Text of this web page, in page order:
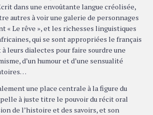
dans une envoûtante langue créolisée,
autres à voir une galerie de personnages
« Le rêve », et les richesses linguistiques
qui se sont appropriées le français
leurs dialectes pour faire sourdre une
d’un humour et d’une sensualité
une place centrale à la figure du
à juste titre le pouvoir du récit oral
de l’histoire et des savoirs, et son